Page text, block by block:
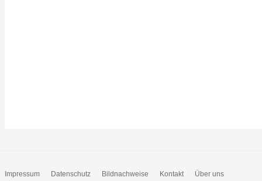
Impressum Datenschutz Bildnachweise Kontakt Über uns